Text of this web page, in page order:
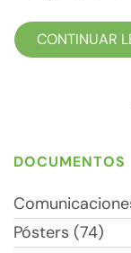
CONTINUAR
DOCUMENTOS
Pósters (74)